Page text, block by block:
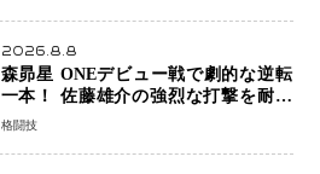
2026.8.8
森昴星 ONEデビュー戦で劇的な逆転
一本！ 佐藤雄介の強烈な打撃を耐え
抜き、リアネイキッドチョークで勝利
格闘技